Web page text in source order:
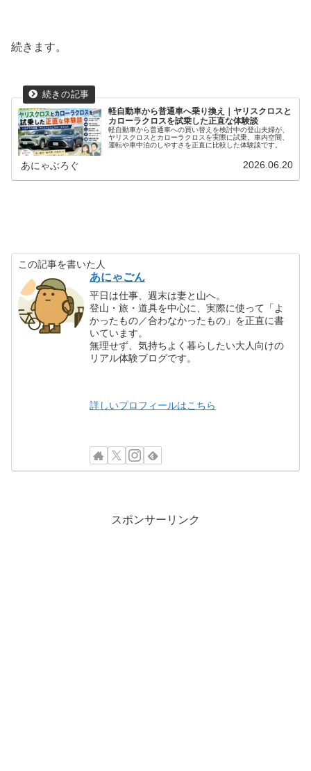
続きます。
軽自動車から普通車へ乗り換え｜ヤリスクロスと
カローラクロスを試乗した正直な体験談
軽自動車から普通車への買い替えを検討中の登山夫婦が、
ヤリスクロスとカローラクロスを実際に試乗。車内空間、
運転や車中泊のしやすさを正直に比較した体験談です。
あにゃぶろぐ 2026.06.20
この記事を書いた人
あにゃごん
平日は仕事、週末は妻と山へ。
登山・旅・道具を中心に、実際に使って「よ
かったもの／合わなかったもの」を正直に書
いています。
無理せず、気持ちよく暮らしたい大人向けの
リアル体験ブログです。
詳しいプロフィールはこちら
スポンサーリンク